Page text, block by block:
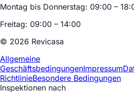
Montag bis Donnerstag: 09:00 –
Freitag: 09:00 – 14:00
© 2026 Revicasa
Allgemeine
GeschäftsbedingungenImpressum
RichtlinieBesondere Bedingungen
Inspektionen nach